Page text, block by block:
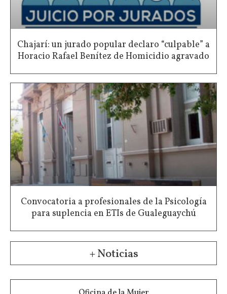
Chajarí: un jurado popular declaro “culpable” a
Horacio Rafael Benítez de Homicidio agravado
Convocatoria a profesionales de la Psicología
para suplencia en ETIs de Gualeguaychú
+ Noticias